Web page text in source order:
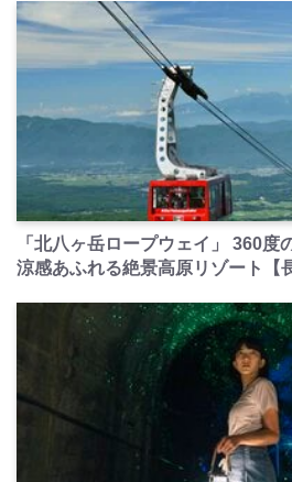
「北八ヶ岳ロープウェイ」 360度
涼感あふれる絶景高原リゾート【